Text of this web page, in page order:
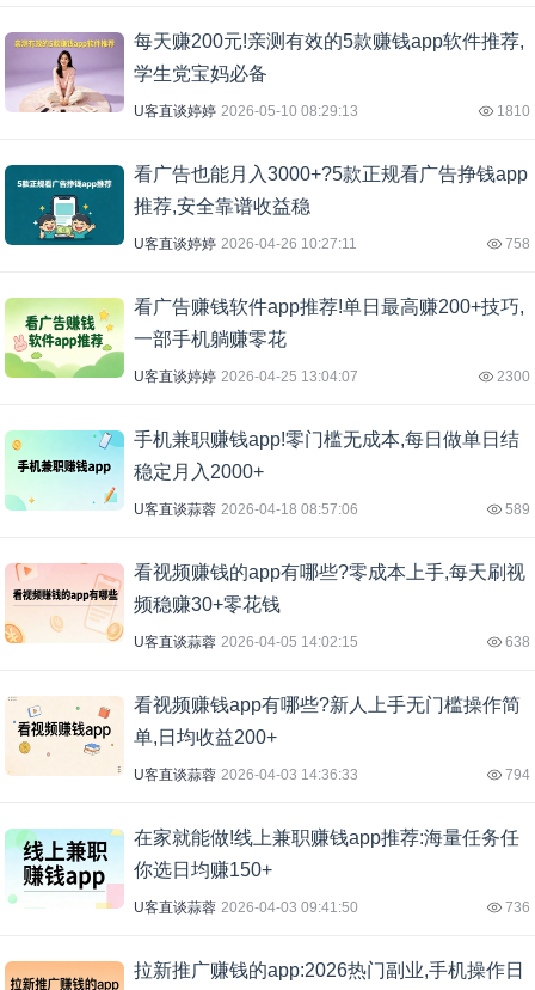
每天赚200元!亲测有效的5款赚钱app软件推荐,
学生党宝妈必备
U客直谈婷婷 2026-05-10 08:29:13 1810
看广告也能月入3000+?5款正规看广告挣钱app
推荐,安全靠谱收益稳
U客直谈婷婷 2026-04-26 10:27:11 758
看广告赚钱软件app推荐!单日最高赚200+技巧,
一部手机躺赚零花
U客直谈婷婷 2026-04-25 13:04:07 2300
手机兼职赚钱app!零门槛无成本,每日做单日结
稳定月入2000+
U客直谈蒜蓉 2026-04-18 08:57:06 589
看视频赚钱的app有哪些?零成本上手,每天刷视
频稳赚30+零花钱
U客直谈蒜蓉 2026-04-05 14:02:15 638
看视频赚钱app有哪些?新人上手无门槛操作简
单,日均收益200+
U客直谈蒜蓉 2026-04-03 14:36:33 794
在家就能做!线上兼职赚钱app推荐:海量任务任
你选日均赚150+
U客直谈蒜蓉 2026-04-03 09:41:50 736
拉新推广赚钱的app:2026热门副业,手机操作日